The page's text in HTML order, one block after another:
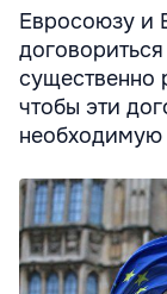
Евросоюзу и
существенно
чтобы эти
необходимую